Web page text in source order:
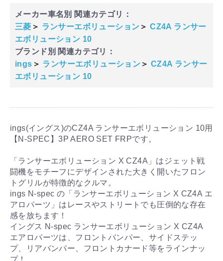
メーカー車名別 関連カテゴリ：
三菱 ＞ ランサーエボリューション ＞ CZ4A ランサー
エボリューション 10
ブランド別 関連カテゴリ：
ings ＞ ランサーエボリューション ＞ CZ4A ランサー
エボリューション 10
ings(イングス)のCZ4A ランサーエボリューション 10用
【N-SPEC】3P AERO SET FRPです。
「ランサーエボリューション X CZ4A」はジェット戦
闘機をモチーフにデザインされた大きく開いたフロン
トグリルが特徴的なクルマ。
ings N-spec の「ランサーエボリューション X CZ4A エ
アロパーツ」はレースやストリートでも圧倒的な存在
感を放ちます！
イングス N-spec ランサーエボリューション X CZ4A
エアロパーツは、フロントバンパー、サイドステッ
プ、リアバンパー、フロントカナード等をラインナッ
プ！